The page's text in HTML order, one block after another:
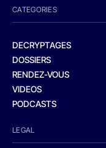
CATEGORIES
DECRYPTAGES
DOSSIERS
RENDEZ-VOUS
VIDEOS
PODCASTS
LEGAL